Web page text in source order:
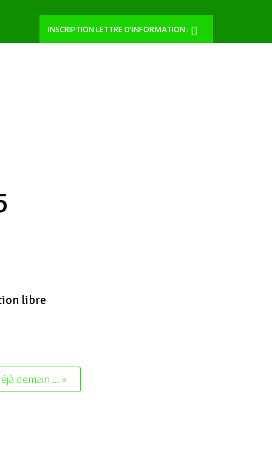
INSCRIPTION LETTRE D'INFORMATION :
libre
demain ... »